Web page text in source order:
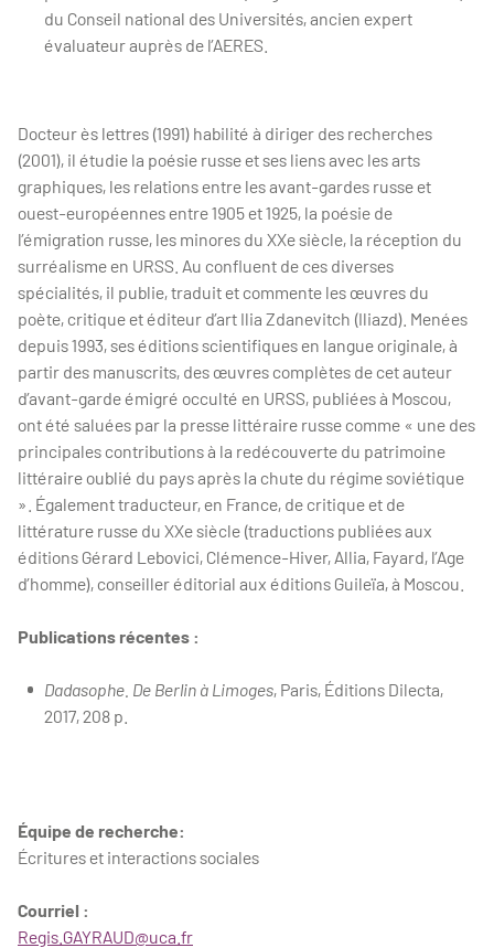
du Conseil national des Universités, ancien expert
évaluateur auprès de l’AERES.
Docteur ès lettres (1991) habilité à diriger des recherches
(2001), il étudie la poésie russe et ses liens avec les arts
graphiques, les relations entre les avant-gardes russe et
ouest-européennes entre 1905 et 1925, la poésie de
l’émigration russe, les minores du XXe siècle, la réception du
surréalisme en URSS. Au confluent de ces diverses
spécialités, il publie, traduit et commente les œuvres du
poète, critique et éditeur d’art Ilia Zdanevitch (Iliazd). Menées
depuis 1993, ses éditions scientifiques en langue originale, à
partir des manuscrits, des œuvres complètes de cet auteur
d’avant-garde émigré occulté en URSS, publiées à Moscou,
ont été saluées par la presse littéraire russe comme « une des
principales contributions à la redécouverte du patrimoine
littéraire oublié du pays après la chute du régime soviétique
». Également traducteur, en France, de critique et de
littérature russe du XXe siècle (traductions publiées aux
éditions Gérard Lebovici, Clémence-Hiver, Allia, Fayard, l’Age
d’homme), conseiller éditorial aux éditions Guileïa, à Moscou.
Publications récentes :
Dadasophe. De Berlin à Limoges, Paris, Éditions Dilecta,
2017, 208 p.
Équipe de recherche:
Écritures et interactions sociales
Courriel :
Regis.GAYRAUD@uca.fr